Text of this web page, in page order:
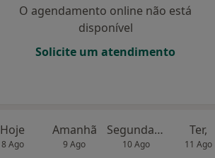
O agendamento online não está
disponível
Solicite um atendimento
Hoje
8 Ago
Amanhã
9 Ago
Segunda-feira
10 Ago
Ter,
11 Ago